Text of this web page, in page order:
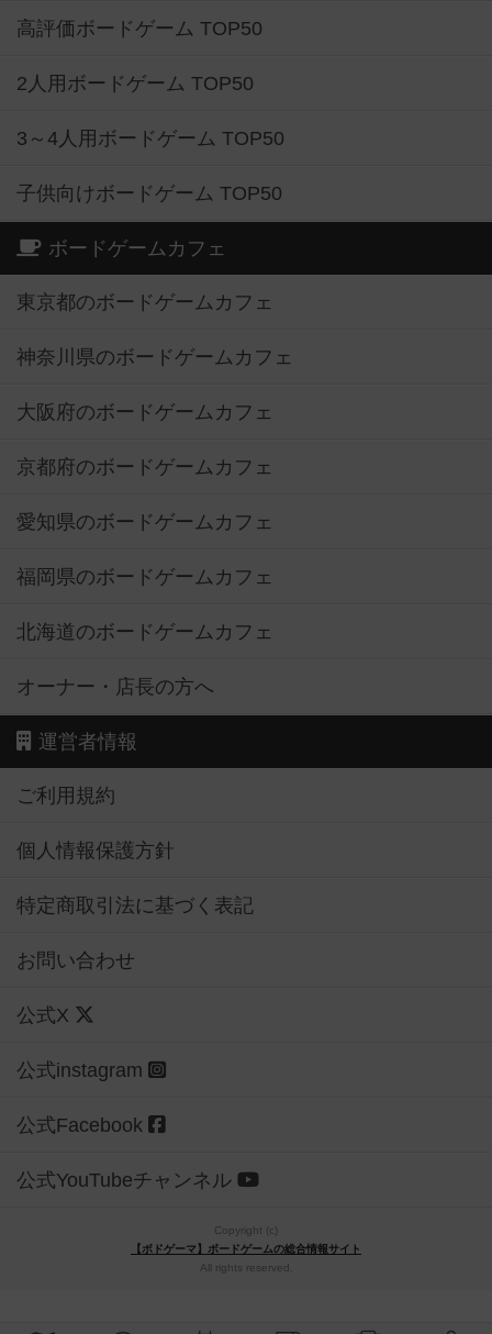
高評価ボードゲーム TOP50
2人用ボードゲーム TOP50
3～4人用ボードゲーム TOP50
子供向けボードゲーム TOP50
ボードゲームカフェ
東京都のボードゲームカフェ
神奈川県のボードゲームカフェ
大阪府のボードゲームカフェ
京都府のボードゲームカフェ
愛知県のボードゲームカフェ
福岡県のボードゲームカフェ
北海道のボードゲームカフェ
オーナー・店長の方へ
運営者情報
ご利用規約
個人情報保護方針
特定商取引法に基づく表記
お問い合わせ
公式X
公式instagram
公式Facebook
公式YouTubeチャンネル
Copyright (c)
【ボドゲーマ】ボードゲームの総合情報サイト
All rights reserved.